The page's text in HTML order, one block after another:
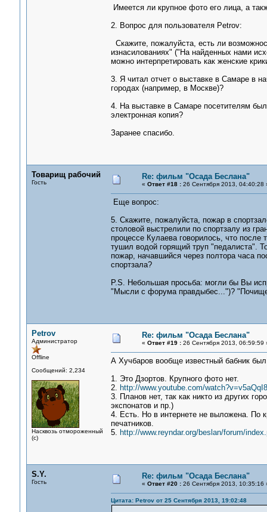
Имеется ли крупное фото его лица, а
2. Вопрос для пользователя Petrov:
Скажите, пожалуйста, есть ли
изнасилованиях" ("На найденных нами
можно интерпретировать как женские
3. Я читал отчет о выставке в Самаре в
городах (например, в Москве)?
4. На выставке в Самаре посетителям
электронная копия?
Заранее спасибо.
Товарищ рабочий
Гость
Re: фильм "Осада Беслана"
« Ответ #18 :26 Сентября 2013, 04:40:28
Еще вопрос:
5. Скажите, пожалуйста, пожар в
столовой выстрелили по спортзалу из
процессе Кулаева говорилось, что после
тушил водой горящий труп "педалиста".
пожар, начавшийся через полтора часа
спортзала?
P.S. Небольшая просьба: могли бы Вы
"Мысли с форума правдыбес...")?
Petrov
Администратор
Offline
Сообщений: 2,234
Насквозь отмороженный
(с)
Re: фильм "Осада Беслана"
« Ответ #19 :26 Сентября 2013, 06:59:59
А Хучбаров вообще известный бабник
1. Это Дзортов. Крупного фото нет.
2. http://www.youtube.com/
3. Планов нет, так как никто из других
экспонатов и пр.)
4. Есть. Но в интернете не выложена. По
печатников.
5. http://www.reyndar.org/beslan/forum/
S.Y.
Гость
Re: фильм "Осада Беслана"
« Ответ #20 :26 Сентября 2013, 10:35:16
Цитата: Petrov от 25 Сентября 2013, 19:02:48